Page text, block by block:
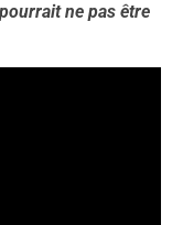
ne pas être